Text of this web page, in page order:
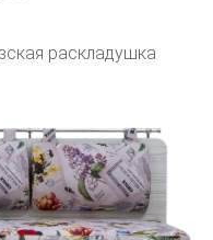
раскладушка